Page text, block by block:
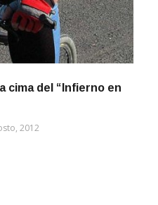
cima del “Infierno en
2012